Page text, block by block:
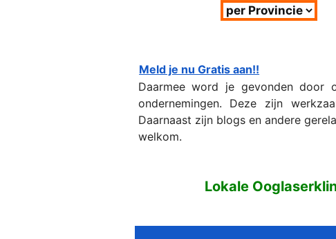
Meld je nu Gratis aan!!
Daarmee word je gevonden door
ondernemingen. Deze zijn
Daarnaast zijn blogs en andere
welkom.
Lokale